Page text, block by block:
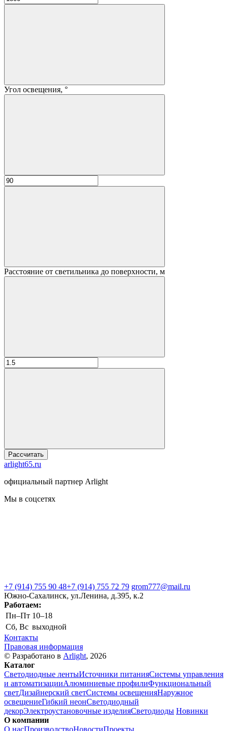
Угол освещения, °
Расстояние от светильника до поверхности, м
Рассчитать
arlight65.ru
официальный партнер Arlight
Мы в соцсетях
+7 (914) 755 90 48+7 (914) 755 72 79 grom777@mail.ru
Южно-Сахалинск, ул.Ленина, д.395, к.2
Работаем:
Пн–Пт 10–18
Сб, Вс выходной
Контакты
Правовая информация
© Разработано в Arlight, 2026
Каталог
Светодиодные лентыИсточники питанияСистемы управления
и автоматизацииАлюминиевые профилиФункциональный
светДизайнерский светСистемы освещенияНаружное
освещениеГибкий неонСветодиодный
декорЭлектроустановочные изделияСветодиоды Новинки
О компании
О насПроизводствоНовостиПроекты